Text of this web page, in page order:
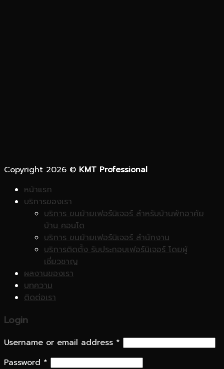
Copyright 2026 © KMT Professional
หน้าแรก
บริการของเรา
บริการ ขนย้ายเฟอร์นิเจอร์ สำหรับบ้านพักอาศัย
บ้าน คอนโด
บริการ ขนย้ายเฟอร์นิเจอร์ สำนักงาน
บริการติดตั้ง รับประกอบเฟอร์นิเจอร์ โดยผู้
เชี่ยวชาญ
ผลงานของเรา
บทความ
ติดต่อเรา
Login
Username or email address *
Password *